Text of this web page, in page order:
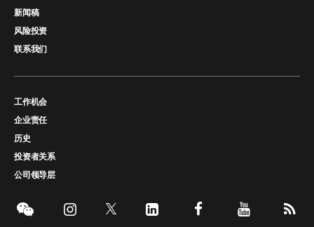
新闻稿
风险投资
联系我们
工作机会
企业责任
历史
投资者关系
公司领导层